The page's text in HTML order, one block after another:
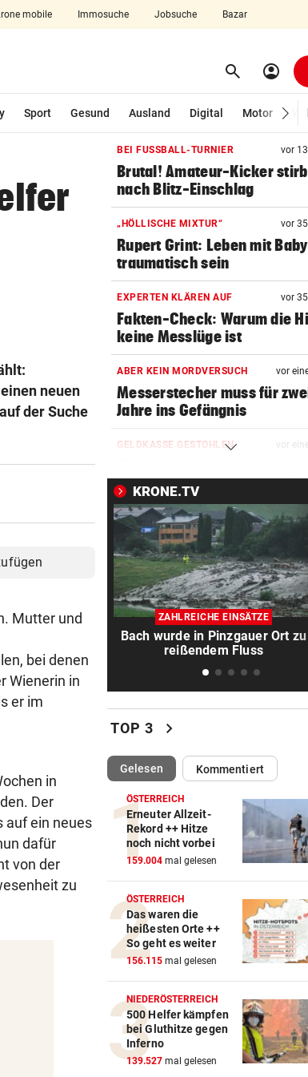
mobile Immosuche Jobsuche Bazar
search Suchen
account_circle
Sport Gesund Ausland Digital Motor
neuen
der Suche
Mutter und
bei denen
Wienerin in
er im
in
Der
auf ein neues
dafür
von der
zu
BEI FUSSBALL-TURNIER vor
Brutal! Amateur-Kicker
nach Blitz-Einschlag
„HÖLLISCHE MIXTUR“ vor
Rupert Grint: Leben mit
traumatisch sein
EXPERTEN KLÄREN AUF vor
Fakten-Check: Warum die
keine Messlüge ist
ABER KEIN MORDVERSUCH vor
Messerstecher muss für
Jahre ins Gefängnis
GELDKASSE GESTOHLEN vor
sind fassungslos“
78 FESTNAHMEN vor
Spanische Polizei zerschlägt
Schleppernetzwerk
SPANIER POLTERN vor
Hat Ceuta-Chaos jetzt auch
Folgen für die WM 2030?
Niedrigwasser legte
Budapest frei
Mit Versorgung überfordert:
Schweine verendet
EINFUHREN STEIGEN vor
Energieimport treibt
Handelsdefizit an
Seit Wochen kein einziger
ohne Bergeinsatz
„KLARE MASSSTÄBE“ vor
Benko-Villa als Luxushotel?
sagt die Stadt
„KEIN VERTRAUEN MEHR“ vor
Erste Nation fordert
KRONE.TV
ZAHLREICHE EINSÄTZE
Bach wurde in Pinzgauer Ort zu
reißendem Fluss
TOP 3 chevron_right
Gelesen(ausgewählt)Kommentiert
ÖSTERREICH
Erneuter Allzeit-
Rekord ++ Hitze
noch nicht vorbei
159.004 mal gelesen
ÖSTERREICH
Das waren die
heißesten Orte ++
So geht es weiter
156.115 mal gelesen
NIEDERÖSTERREICH
500 Helfer kämpfen
bei Gluthitze gegen
Inferno
139.527 mal gelesen